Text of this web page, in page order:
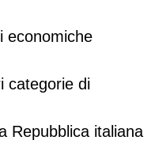
economiche
categorie di
Repubblica italiana